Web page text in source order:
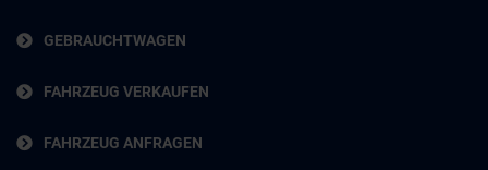
GEBRAUCHTWAGEN
FAHRZEUG VERKAUFEN
FAHRZEUG ANFRAGEN